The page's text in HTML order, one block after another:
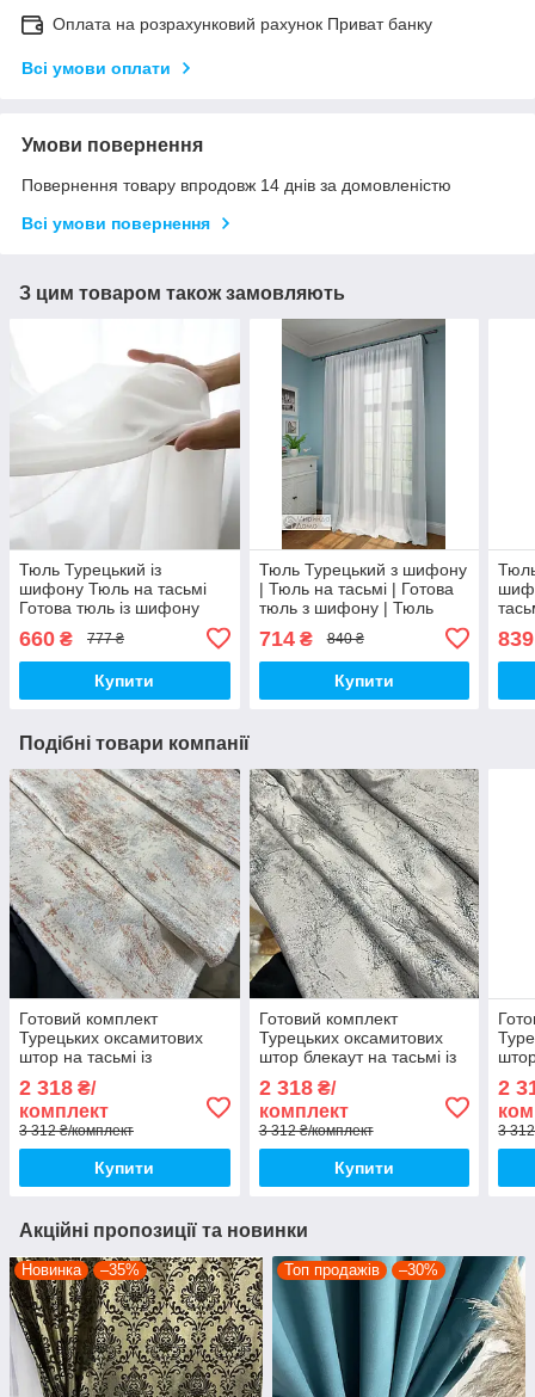
Оплата на розрахунковий рахунок Приват банку
Всі умови оплати
Умови повернення
Повернення товару впродовж 14 днів за домовленістю
Всі умови повернення
З цим товаром також замовляють
Тюль Турецький із
шифону Тюль на тасьмі
Готова тюль із шифону
Тюль 300x270 Гардина із
шифону Білий тюль
660 ₴ 777 ₴
Купити
Тюль Турецький з шифону
| Тюль на тасьмі | Готова
тюль з шифону | Тюль
шифону Білий тюль
714₴ 840 ₴
Купити
839
Подібні товари компанії
Готовий комплект
Турецьких оксамитових
штор на тасьмі із
підхватами Розмір
200на280см Колір
кремовий
2 318 ₴/
комплект
3 312 ₴/комплект
Купити
Готовий комплект
Турецьких оксамитових
штор блекаут на тасьмі із
підхватами Розмір
200на270см Колір сірий
2 318₴/
комплект
3 312 ₴/комплект
Купити
2
3
Акційні пропозиції та новинки
Новинка –35% Топ продажів –30%